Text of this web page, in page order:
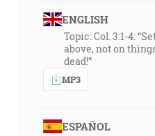
ENGLISH
Topic: Col. 3:1-4:
above, not on
dead!”
MP3
ESPAÑOL